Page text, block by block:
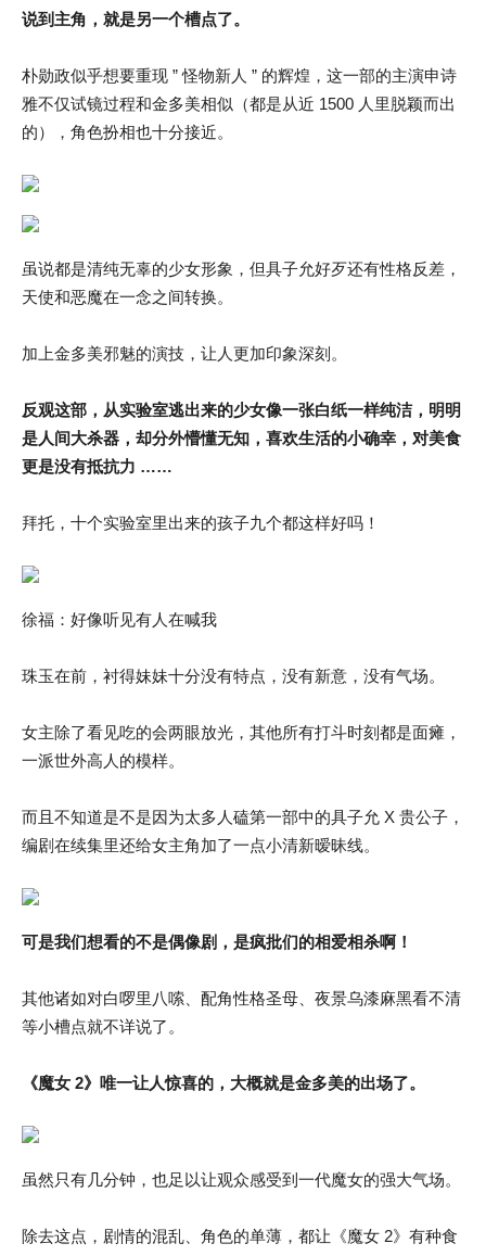
说到主角，就是另一个槽点了。
朴勋政似乎想要重现 ” 怪物新人 ” 的辉煌，这一部的主演申诗
雅不仅试镜过程和金多美相似（都是从近 1500 人里脱颖而出
的），角色扮相也十分接近。
虽说都是清纯无辜的少女形象，但具子允好歹还有性格反差，
天使和恶魔在一念之间转换。
加上金多美邪魅的演技，让人更加印象深刻。
反观这部，从实验室逃出来的少女像一张白纸一样纯洁，明明
是人间大杀器，却分外懵懂无知，喜欢生活的小确幸，对美食
更是没有抵抗力 ……
拜托，十个实验室里出来的孩子九个都这样好吗！
徐福：好像听见有人在喊我
珠玉在前，衬得妹妹十分没有特点，没有新意，没有气场。
女主除了看见吃的会两眼放光，其他所有打斗时刻都是面瘫，
一派世外高人的模样。
而且不知道是不是因为太多人磕第一部中的具子允 X 贵公子，
编剧在续集里还给女主角加了一点小清新暧昧线。
可是我们想看的不是偶像剧，是疯批们的相爱相杀啊！
其他诸如对白啰里八嗦、配角性格圣母、夜景乌漆麻黑看不清
等小槽点就不详说了。
《魔女 2》唯一让人惊喜的，大概就是金多美的出场了。
虽然只有几分钟，也足以让观众感受到一代魔女的强大气场。
除去这点，剧情的混乱、角色的单薄，都让《魔女 2》有种食